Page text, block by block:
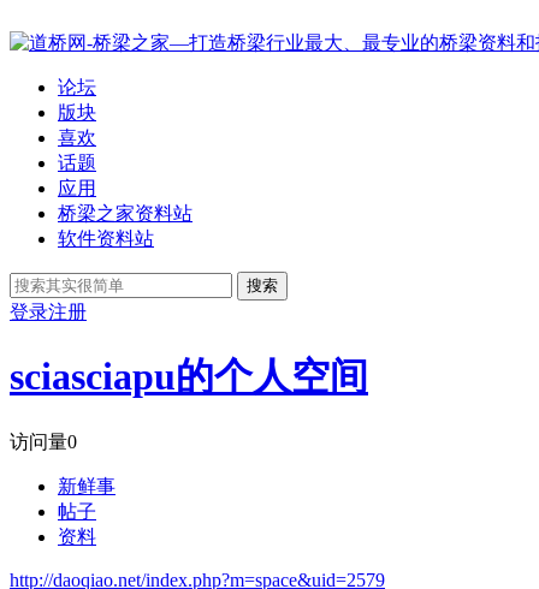
论坛
版块
喜欢
话题
应用
桥梁之家资料站
软件资料站
搜索
登录注册
sciasciapu的个人空间
访问量0
新鲜事
帖子
资料
http://daoqiao.net/index.php?m=space&uid=2579